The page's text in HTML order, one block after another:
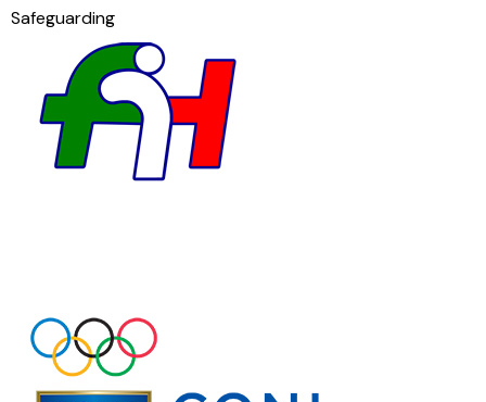
Safeguarding